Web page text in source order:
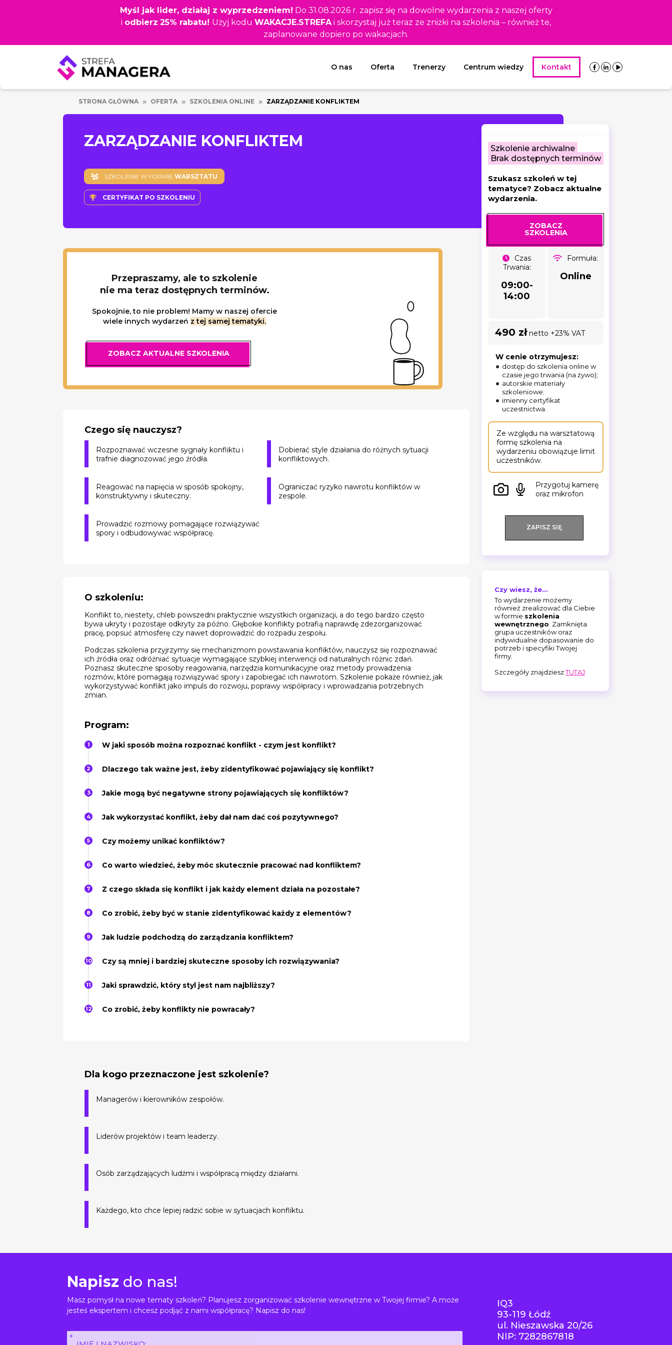
Myśl jak lider, działaj z wyprzedzeniem! Do 31.08.2026 r. zapisz się na dowolne wydarzenia z naszej oferty
i odbierz 25% rabatu! Użyj kodu WAKACJE.STREFAi skorzystaj już teraz ze zniżki na szkolenia – również te,
zaplanowane dopiero po wakacjach.
O nas Oferta Trenerzy Centrum wiedzy Kontakt
STRONA GŁÓWNA OFERTA SZKOLENIA ONLINE ZARZĄDZANIE KONFLIKTEM
ZARZĄDZANIE KONFLIKTEM
SZKOLENIE W FORMIE WARSZTATU
CERTYFIKAT PO SZKOLENIU
Szkolenie archiwalne
Brak dostępnych terminów
Szukasz szkoleń w tej
tematyce? Zobacz aktualne
wydarzenia.
ZOBACZ
SZKOLENIA
Czas
Trwania:
09:00-
14:00
Formuła:
Online
490 złnetto +23% VAT
W cenie otrzymujesz:
dostęp do szkolenia online w
czasie jego trwania (na żywo);
autorskie materiały
szkoleniowe;
imienny certyfikat
uczestnictwa.
Ze względu na warsztatową
formę szkolenia na
wydarzeniu obowiązuje limit
uczestników.
Przygotuj kamerę
oraz mikrofon
ZAPISZ SIĘ
Czy wiesz, że...
To wydarzenie możemy
również zrealizować dla Ciebie
w formie szkolenia
wewnętrznego . Zamknięta
grupa uczestników oraz
indywidualne dopasowanie do
potrzeb i specyfiki Twojej
firmy.
Szczegóły znajdzieszTUTAJ
Przepraszamy, ale to szkolenie
nie ma teraz dostępnych terminów.
Spokojnie, to nie problem! Mamy w naszej ofercie
wiele innych wydarzeń z tej samej tematyki.
ZOBACZ AKTUALNE SZKOLENIA
Czego się nauczysz?
Rozpoznawać wczesne sygnały konfliktu i
trafnie diagnozować jego źródła.
Reagować na napięcia w sposób spokojny,
konstruktywny i skuteczny.
Prowadzić rozmowy pomagające rozwiązywać
spory i odbudowywać współpracę.
Dobierać style działania do różnych sytuacji
konfliktowych.
Ograniczać ryzyko nawrotu konfliktów w
zespole.
O szkoleniu:
Konflikt to, niestety, chleb powszedni praktycznie wszystkich organizacji, a do tego bardzo często
bywa ukryty i pozostaje odkryty za późno. Głębokie konflikty potrafią naprawdę zdezorganizować
pracę, popsuć atmosferę czy nawet doprowadzić do rozpadu zespołu.
Podczas szkolenia przyjrzymy się mechanizmom powstawania konfliktów, nauczysz się rozpoznawać
ich źródła oraz odróżniać sytuacje wymagające szybkiej interwencji od naturalnych różnic zdań.
Poznasz skuteczne sposoby reagowania, narzędzia komunikacyjne oraz metody prowadzenia
rozmów, które pomagają rozwiązywać spory i zapobiegać ich nawrotom. Szkolenie pokaże również, jak
wykorzystywać konflikt jako impuls do rozwoju, poprawy współpracy i wprowadzania potrzebnych
zmian.
Program:
W jaki sposób można rozpoznać konflikt - czym jest konflikt?
Dlaczego tak ważne jest, żeby zidentyfikować pojawiający się konflikt?
Jakie mogą być negatywne strony pojawiających się konfliktów?
Jak wykorzystać konflikt, żeby dał nam dać coś pozytywnego?
Czy możemy unikać konfliktów?
Co warto wiedzieć, żeby móc skutecznie pracować nad konfliktem?
Z czego składa się konflikt i jak każdy element działa na pozostałe?
Co zrobić, żeby być w stanie zidentyfikować każdy z elementów?
Jak ludzie podchodzą do zarządzania konfliktem?
Czy są mniej i bardziej skuteczne sposoby ich rozwiązywania?
Jaki sprawdzić, który styl jest nam najbliższy?
Co zrobić, żeby konflikty nie powracały?
Dla kogo przeznaczone jest szkolenie?
Managerów i kierowników zespołów.
Liderów projektów i team leaderzy.
Osób zarządzających ludźmi i współpracą między działami.
Każdego, kto chce lepiej radzić sobie w sytuacjach konfliktu.
Napisz do nas!
Masz pomysł na nowe tematy szkoleń? Planujesz zorganizować szkolenie wewnętrzne w Twojej firmie? A może
jesteś ekspertem i chcesz podjąć z nami współpracę? Napisz do nas!
Imię
IQ3
93-119 Łódź
ul. Nieszawska 20/26
NIP: 7282867818